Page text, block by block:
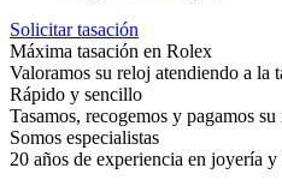
Solicitar tasación
Máxima tasación en Rolex
Valoramos su reloj atendiendo a la
Rápido y sencillo
Tasamos, recogemos y pagamos
Somos especialistas
20 años de experiencia en joyería